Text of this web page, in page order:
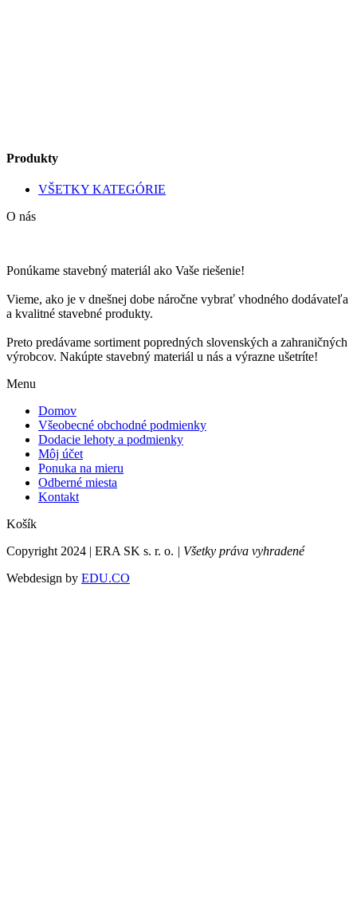
Produkty
VŠETKY KATEGÓRIE
O nás
Ponúkame stavebný materiál ako Vaše riešenie!
Vieme, ako je v dnešnej dobe náročne vybrať vhodného dodávateľa
a kvalitné stavebné produkty.
Preto predávame sortiment popredných slovenských a zahraničných
výrobcov. Nakúpte stavebný materiál u nás a výrazne ušetríte!
Menu
Domov
Všeobecné obchodné podmienky
Dodacie lehoty a podmienky
Môj účet
Ponuka na mieru
Odberné miesta
Kontakt
Košík
Copyright 2024 | ERA SK s. r. o. | Všetky práva vyhradené
Webdesign by EDU.CO